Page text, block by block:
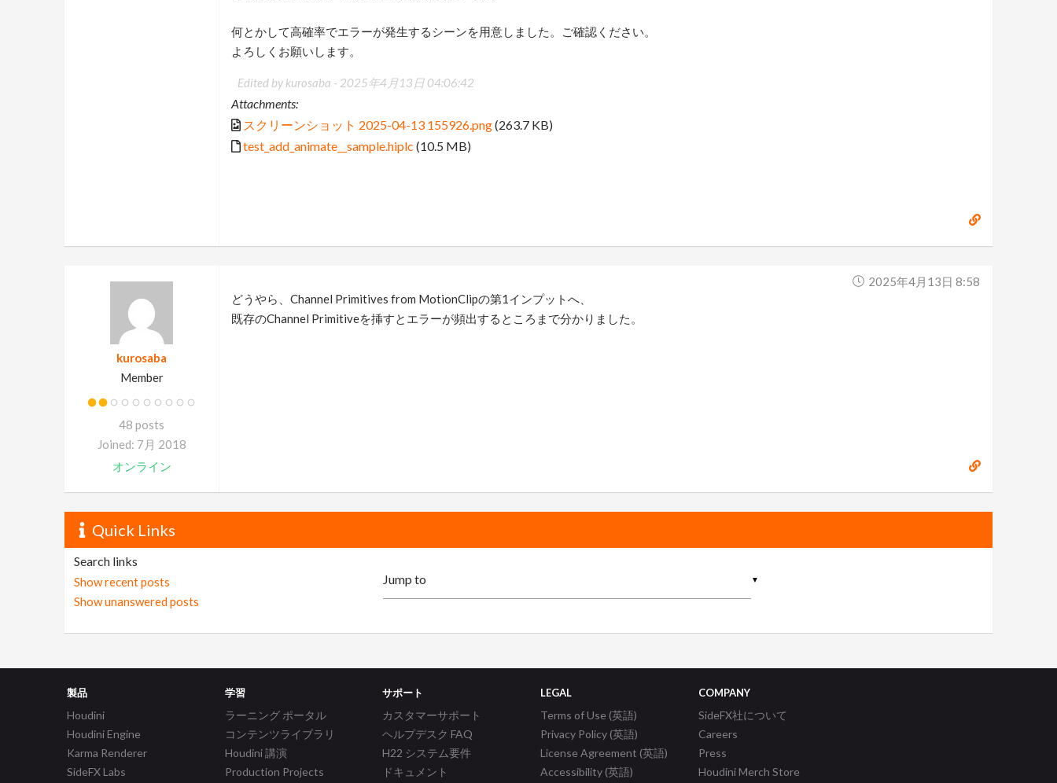
何とかして高確率でエラーが発生するシーンを用意しました。ご確認ください。
よろしくお願いします。
Edited by kurosaba - 2025年4月13日 04:06:42
Attachments:
スクリーンショット 2025-04-13 155926.png(263.7 KB)
test_add_animate__sample.hiplc (10.5 MB)
kurosaba
Member
48 posts
Joined: 7月 2018
オンライン
2025年4月13日 8:58
どうやら、Channel Primitives from MotionClipの第1インプットへ、
既存のChannel Primitiveを挿すとエラーが頻出するところまで分かりました。
Quick Links
Search links
Show recent posts
Show unanswered posts
▼
製品
Houdini
Houdini Engine
Karma Renderer
SideFX Labs
学習
ラーニング ポータル
コンテンツライブラリ
Houdini 講演
Production Projects
サポート
カスタマーサポート
ヘルプデスク FAQ
H22 システム要件
ドキュメント
LEGAL
Terms of Use (英語)
Privacy Policy (英語)
License Agreement (英語)
Accessibility (英語)
COMPANY
SideFX社について
Careers
Press
Houdini Merch Store